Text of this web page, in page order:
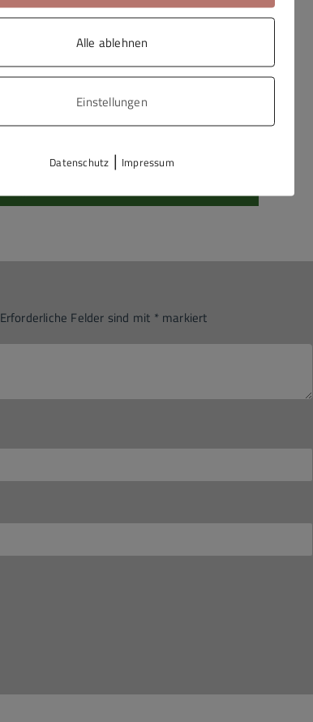
Erforderliche Felder sind mit * markiert
Alle ablehnen
Einstellungen
Datenschutz | Impressum